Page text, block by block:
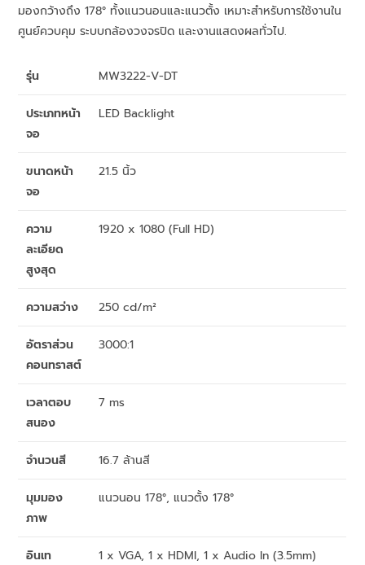
มองกว้างถึง 178° ทั้งแนวนอนและแนวตั้ง เหมาะสำหรับการใช้งานใน
ศูนย์ควบคุม ระบบกล้องวงจรปิด และงานแสดงผลทั่วไป.
รุ่น MW3222-V-DT
ประเภทหน้า
จอ
LED Backlight
ขนาดหน้า
จอ
21.5 นิ้ว
ความ
ละเอียด
สูงสุด
1920 x 1080 (Full HD)
ความสว่าง 250 cd/m²
อัตราส่วน
คอนทราสต์
3000:1
เวลาตอบ
สนอง
7 ms
จำนวนสี 16.7 ล้านสี
มุมมอง
ภาพ
แนวนอน 178°, แนวตั้ง 178°
อินเท
1 x VGA, 1 x HDMI, 1 x Audio In (3.5mm)